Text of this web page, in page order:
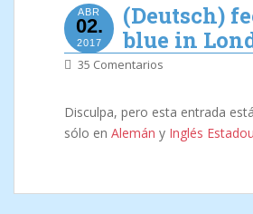
ABR
02.
2017
(Deutsch)
blue in
35 Comentarios
Disculpa, pero esta entrada
sólo en Alemán y Inglés